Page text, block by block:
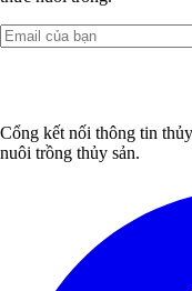
Cổng kết nối thông tin
nuôi trồng thủy sản.